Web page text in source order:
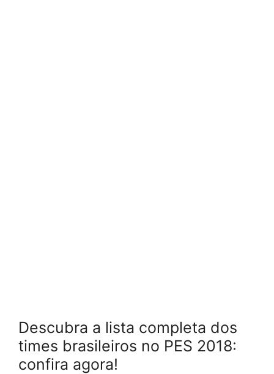
Descubra a lista completa dos
times brasileiros no PES 2018:
confira agora!